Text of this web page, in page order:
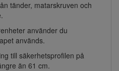
tänder, matarskruven och
använder du
används.
till säkerhetsprofilen på
än 61 cm.